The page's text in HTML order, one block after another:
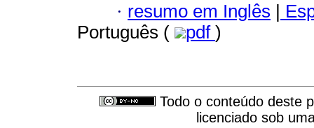
· resumo em Inglês |
Português (
pdf )
Todo o conteúdo deste
licenciado sob